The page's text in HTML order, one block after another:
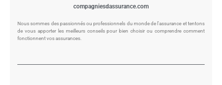
compagniesdassurance.com
Nous sommes des passionnés ou professionnels du monde de l'assurance et tentons
de vous apporter les meilleurs conseils pour bien choisir ou comprendre comment
fonctionnent vos assurances.